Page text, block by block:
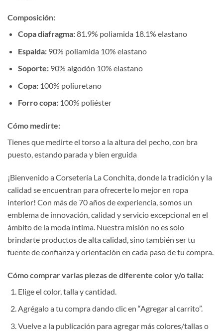
Composición:
Copa diafragma:81.9% poliamida 18.1% elastano
Espalda:90% poliamida 10% elastano
Soporte:90% algodón 10% elastano
Copa:100% poliuretano
Forro copa:100% poliéster
Cómo medirte:
Tienes que medirte el torso a la altura del pecho, con bra
puesto, estando parada y bien erguida
¡Bienvenido a Corsetería La Conchita, donde la tradición y la
calidad se encuentran para ofrecerte lo mejor en ropa
interior! Con más de 70 años de experiencia, somos un
emblema de innovación, calidad y servicio excepcional en el
ámbito de la moda íntima. Nuestra misión no es solo
brindarte productos de alta calidad, sino también ser tu
fuente de confianza y orientación en cada paso de tu compra.
Cómo comprar varias piezas de diferente color y/o talla:
Elige el color, talla y cantidad.
Agrégalo a tu compra dando clic en “Agregar al carrito”.
Vuelve a la publicación para agregar más colores/tallas o